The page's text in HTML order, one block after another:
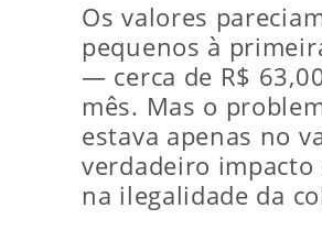
Os valores
pequenos à
— cerca de R$
mês. Mas o
estava apenas no
verdadeiro impacto
na ilegalidade da